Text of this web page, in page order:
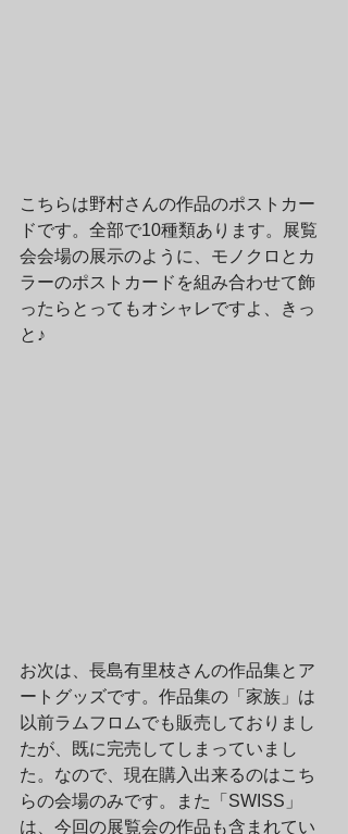
こちらは野村さんの作品のポストカー
ドです。全部で10種類あります。展覧
会会場の展示のように、モノクロとカ
ラーのポストカードを組み合わせて飾
ったらとってもオシャレですよ、きっ
と♪
お次は、長島有里枝さんの作品集とア
ートグッズです。作品集の「家族」は
以前ラムフロムでも販売しておりまし
たが、既に完売してしまっていまし
た。なので、現在購入出来るのはこち
らの会場のみです。また「SWISS」
は、今回の展覧会の作品も含まれてい